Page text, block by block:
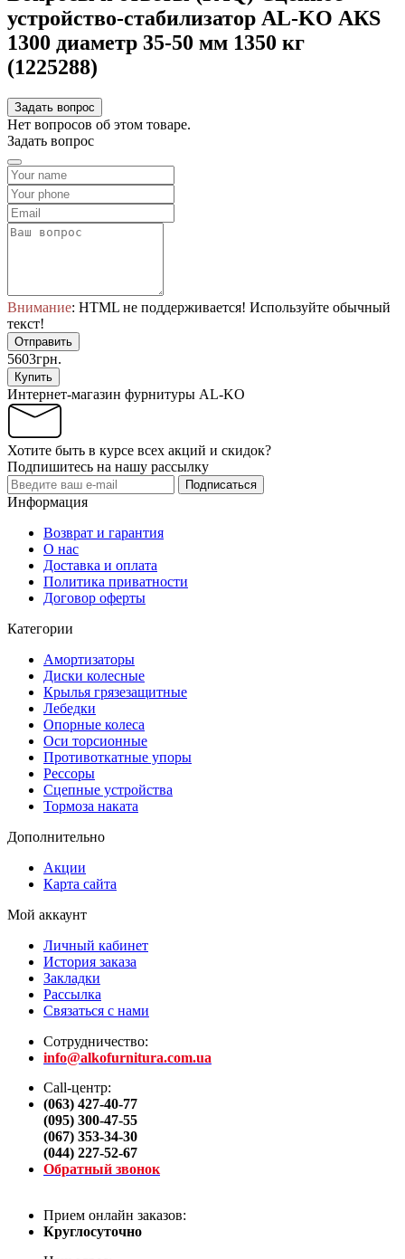
устройство-стабилизатор AL-KO АКЅ
1300 диаметр 35-50 мм 1350 кг
(1225288)
Задать вопрос
Нет вопросов об этом товаре.
Задать вопрос
Внимание: HTML не поддерживается! Используйте обычный
текст!
Отправить
5603грн.
Купить
Интернет-магазин фурнитуры AL-KO
Хотите быть в курсе всех акций и скидок?
Подпишитесь на нашу рассылку
Подписаться
Информация
Возврат и гарантия
О нас
Доставка и оплата
Политика приватности
Договор оферты
Категории
Амортизаторы
Диски колесные
Крылья грязезащитные
Лебедки
Опорные колеса
Оси торсионные
Противоткатные упоры
Рессоры
Сцепные устройства
Тормоза наката
Дополнительно
Акции
Карта сайта
Мой аккаунт
Личный кабинет
История заказа
Закладки
Рассылка
Связаться с нами
Сотрудничество:
info@alkofurnitura.com.ua
Call-центр:
(063) 427-40-77
(095) 300-47-55
(067) 353-34-30
(044) 227-52-67
Обратный звонок
Прием онлайн заказов:
Круглосуточно